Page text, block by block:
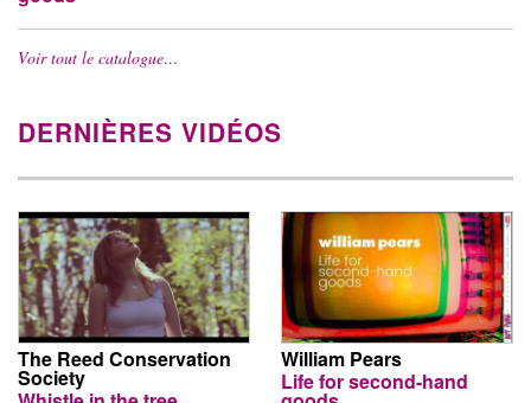
Voir tout le catalogue…
DERNIÈRES VIDÉOS
The Reed Conservation
Society
William Pears
Life for second-hand